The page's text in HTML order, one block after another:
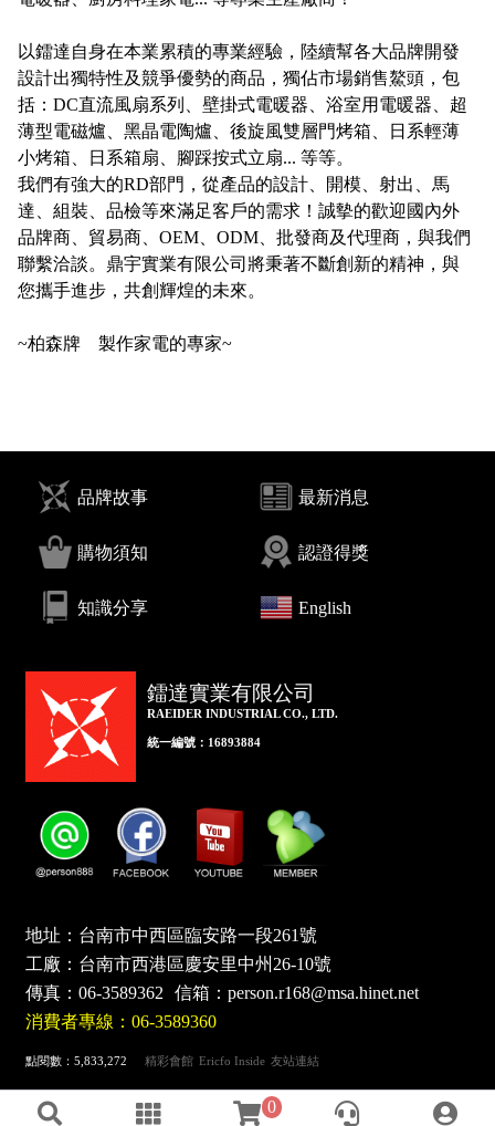
以鐳達自身在本業累積的專業經驗，陸續幫各大品牌開發
設計出獨特性及競爭優勢的商品，獨佔市場銷售鰲頭，包
括：DC直流風扇系列、壁掛式電暖器、浴室用電暖器、超
薄型電磁爐、黑晶電陶爐、後旋風雙層門烤箱、日系輕薄
小烤箱、日系箱扇、腳踩按式立扇... 等等。
我們有強大的RD部門，從產品的設計、開模、射出、馬
達、組裝、品檢等來滿足客戶的需求！誠摰的歡迎國內外
品牌商、貿易商、OEM、ODM、批發商及代理商，與我們
聯繫洽談。鼎宇實業有限公司將秉著不斷創新的精神，與
您攜手進步，共創輝煌的未來。
品牌故事 最新消息
購物須知 認證得獎
知識分享 English
鐳達實業有限公司
RAEIDER INDUSTRIAL CO., LTD.
統一編號：16893884
地址：台南市中西區臨安路一段261號
工廠：台南市西港區慶安里中州26-10號
傳真：06-3589362 信箱：person.r168@msa.hinet.net
消費者專線：06-3589360
點閱數：5,833,272 精彩會館 Ericfo Inside 友站連結
0